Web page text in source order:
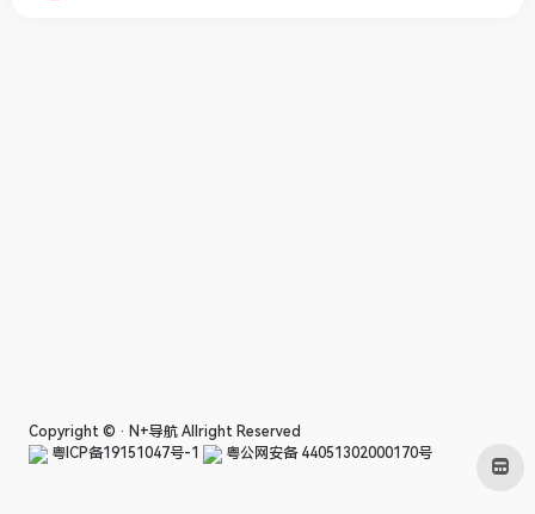
Copyright © · N+导航 Allright Reserved
粤ICP备19151047号-1
粤公网安备 44051302000170号